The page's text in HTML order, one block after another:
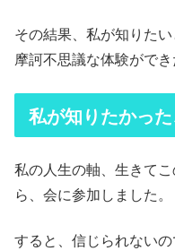
その結果、私が知りた
摩訶不思議な体験ができ
私が知りたかっ
私の人生の軸、生きて
ら、会に参加しました。
すると、信じられない